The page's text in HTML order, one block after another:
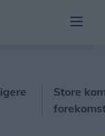
Store
forekomsten